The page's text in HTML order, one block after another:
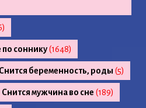
по соннику(1648)
Снится беременность, роды (5)
Снится мужчина во сне (189)